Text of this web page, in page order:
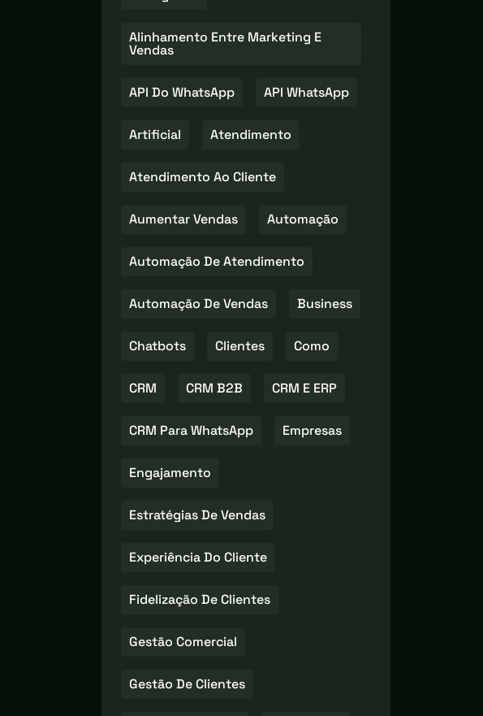
Alinhamento Entre Marketing E
Vendas
API Do WhatsApp API WhatsApp
Artificial Atendimento
Atendimento Ao Cliente
Aumentar Vendas Automação
Automação De Atendimento
Automação De Vendas Business
Chatbots Clientes Como
CRM CRM B2B CRM E ERP
CRM Para WhatsApp Empresas
Engajamento
Estratégias De Vendas
Experiência Do Cliente
Fidelização De Clientes
Gestão Comercial
Gestão De Clientes